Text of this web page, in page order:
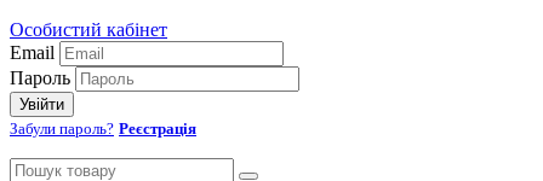
Особистий кабінет
Email
Пароль
Увійти
Забули пароль? Реєстрація